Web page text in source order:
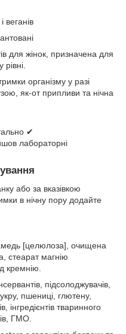
веганів
для жінок, призначена для
організму у разі
як-от припливи та нічна
✔
лабораторні
або за вказівкою
в нічну пору додайте
[целюлоза], очищена
стеарат магнію
кремнію.
підсолоджувачів,
пшениці, глютену,
інгредієнтів тваринного
ГМО.